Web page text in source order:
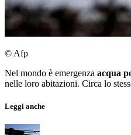
© Afp
Nel mondo è emergenza acqua
nelle loro abitazioni. Circa lo
Leggi anche